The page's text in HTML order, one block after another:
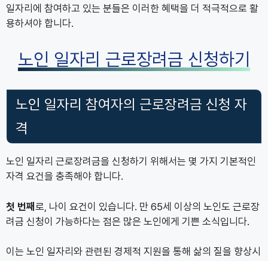
일자리에 참여하고 있는 분들은 이러한 혜택을 더 적극적으로 활
용하셔야 합니다.
노인 일자리 근로장려금 신청하기
노인 일자리 참여자의 근로장려금 신청 자
격
노인 일자리 근로장려금을 신청하기 위해서는 몇 가지 기본적인
자격 요건을 충족해야 합니다.
첫 번째 로, 나이 요건이 있습니다. 만 65세 이상의 노인도 근로장
려금 신청이 가능하다는 점은 많은 노인에게 기쁜 소식입니다.
이는 노인 일자리와 관련된 경제적 지원을 통해 삶의 질을 향상시